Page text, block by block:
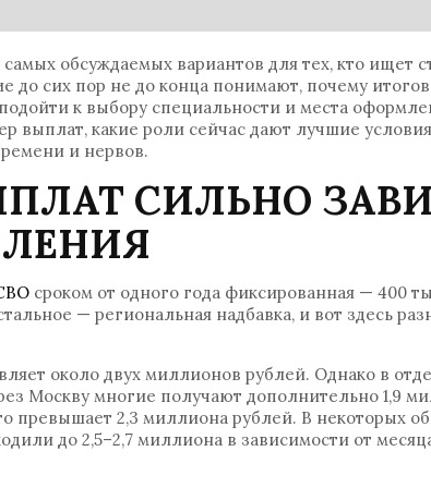
самых обсуждаемых вариантов для тех, кто ищет
до сих пор не до конца понимают, почему
к выбору специальности и места
выплат, какие роли сейчас дают лучшие
и нервов.
СИЛЬНО
сроком от одного года фиксированная — 400
— региональная надбавка, и вот здесь
около двух миллионов рублей. Однако в
Москву многие получают дополнительно 1,9
превышает 2,3 миллиона рублей. В некоторых
до 2,5–2,7 миллиона в зависимости от